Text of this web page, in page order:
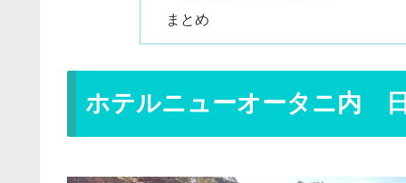
まとめ
ホテルニューオータニ内